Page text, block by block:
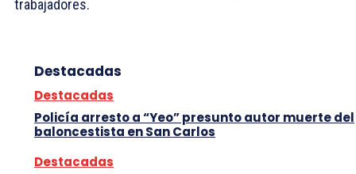
trabajadores.
Destacadas
Destacadas
Policía arresto a “Yeo” presunto autor muerte del
baloncestista en San Carlos
Destacadas